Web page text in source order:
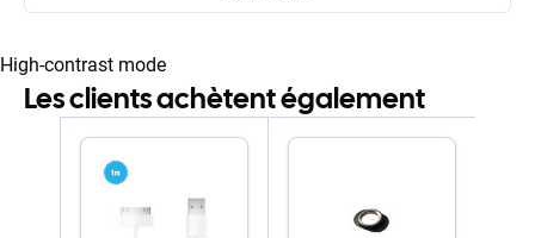
High-contrast mode
Les clients achètent également